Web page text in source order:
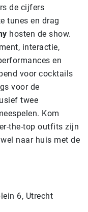
de cijfers
tunes en drag
hosten de show.
interactie,
en
voor cocktails
voor de
twee
Kom
the-top outfits zijn
naar huis met de
6, Utrecht